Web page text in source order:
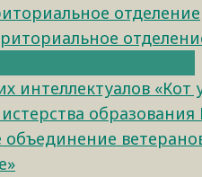
отделение
интеллектуалов «Кот
образования